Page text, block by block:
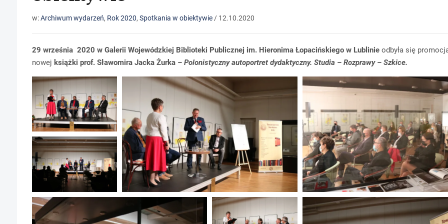
w:Archiwum wydarzeń, Rok 2020, Spotkania w obiektywie/ 12.10.2020
29 września 2020 w Galerii Wojewódzkiej Biblioteki Publicznej im. Hieronima Łopacińskiego w Lublinieodbyła się
nowej książki prof. Sławomira Jacka Żurka – Polonistyczny autoportret dydaktyczny. Studia – Rozprawy – Szkice.